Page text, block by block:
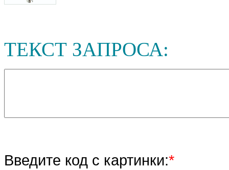
ТЕКСТ ЗАПРОСА:
Введите код с картинки:*